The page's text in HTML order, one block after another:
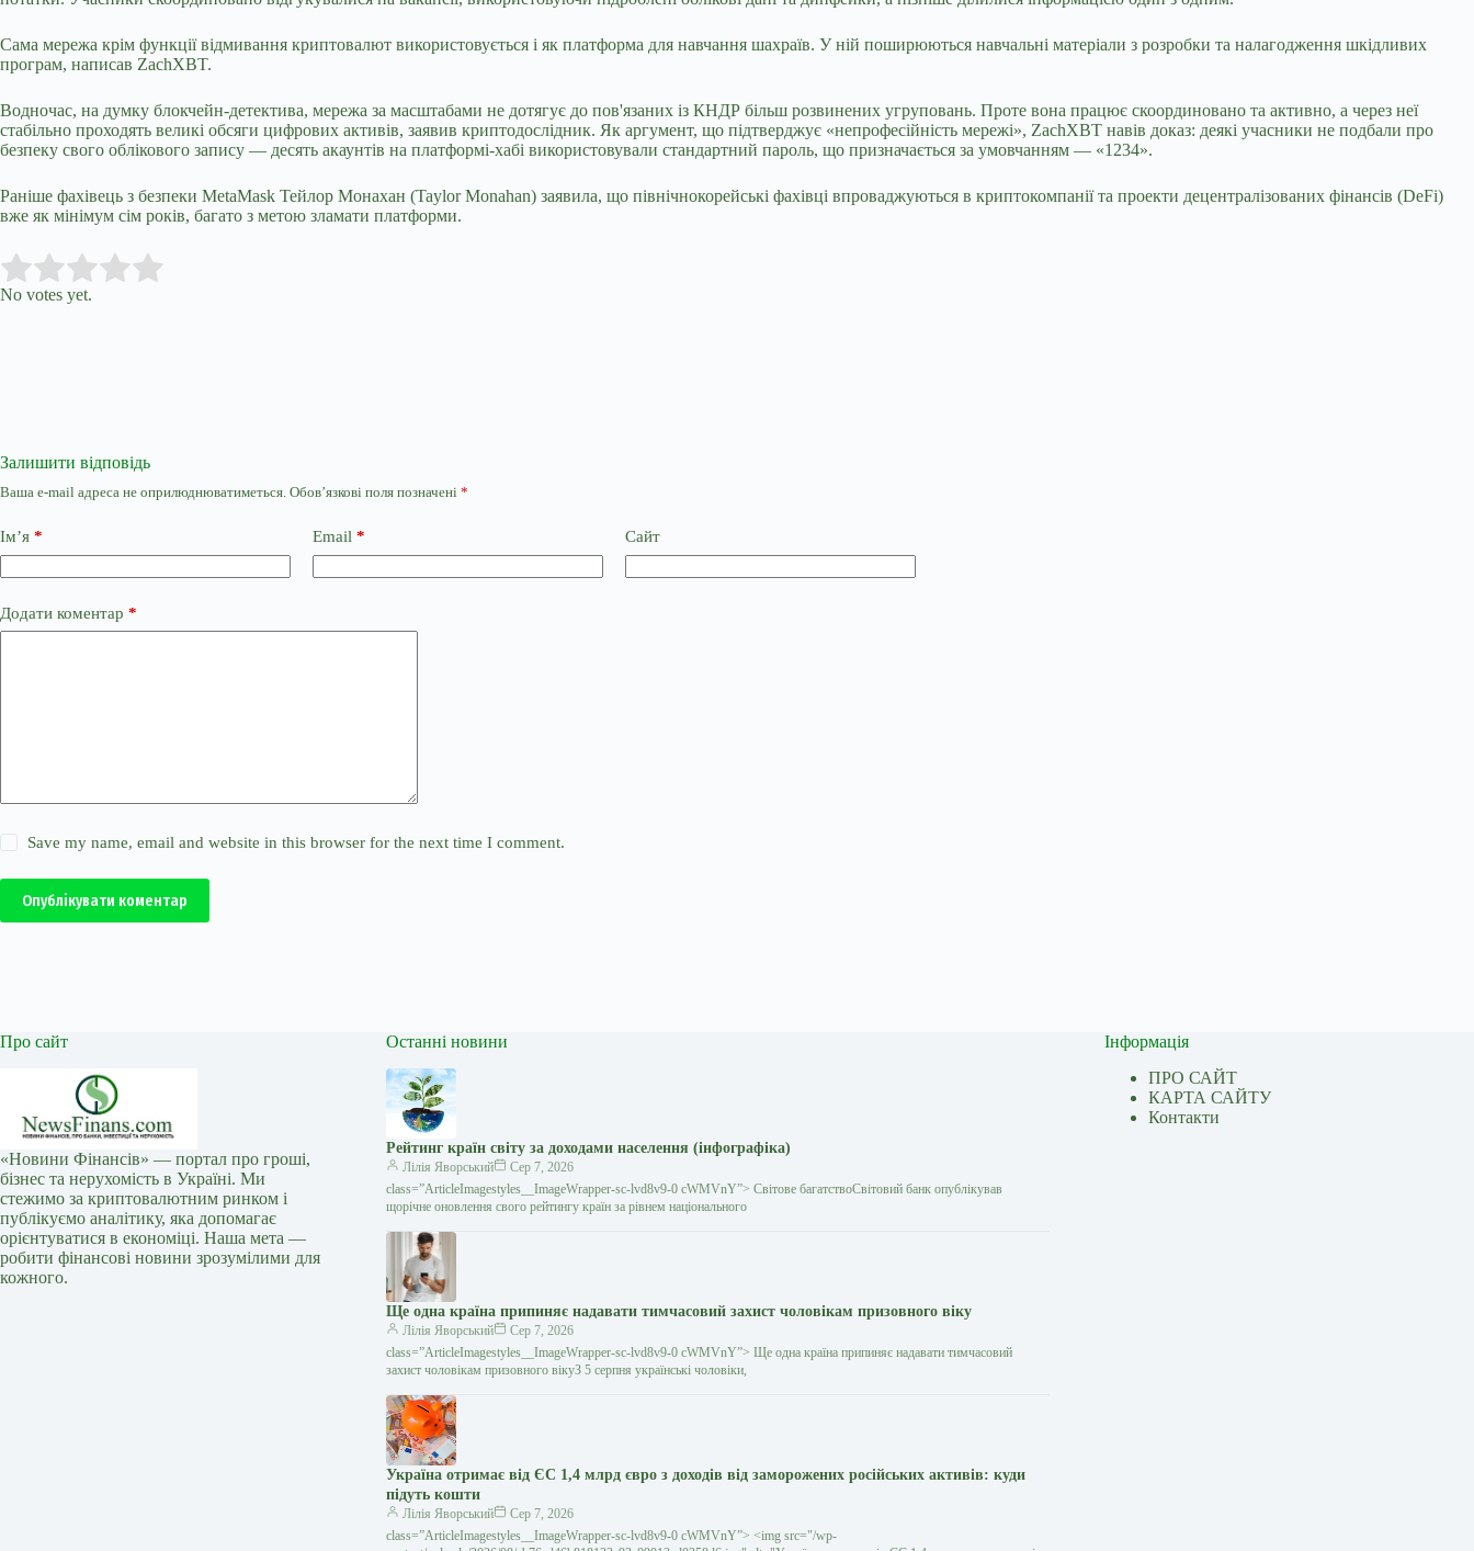
Сама мережа крім функції відмивання криптовалют використовується і як платформа для навчання шахраїв. У ній поширюються навчальні матеріали з розробки та налагодження шкідливих
програм, написав ZachXBT.
Водночас, на думку блокчейн-детектива, мережа за масштабами не дотягує до пов'язаних із КНДР більш розвинених угруповань. Проте вона працює скоординовано та активно, а через неї
стабільно проходять великі обсяги цифрових активів, заявив криптодослідник. Як аргумент, що підтверджує «непрофесійність мережі», ZachXBT навів доказ: деякі учасники не подбали про
безпеку свого облікового запису — десять акаунтів на платформі-хабі використовували стандартний пароль, що призначається за умовчанням — «1234».
Раніше фахівець з безпеки MetaMask Тейлор Монахан (Taylor Monahan) заявила, що північнокорейські фахівці впроваджуються в криптокомпанії та проекти децентралізованих фінансів (DeFi)
вже як мінімум сім років, багато з метою зламати платформи.
Rate this item:
No votes yet.
Залишити відповідь
Ваша e-mail адреса не оприлюднюватиметься. Обов’язкові поля позначені *
Ім’я * Email * Сайт
Додати коментар *
Save my name, email and website in this browser for the next time I comment.
Опублікувати коментар
Про сайт
«Новини Фінансів» — портал про гроші,
бізнес та нерухомість в Україні. Ми
стежимо за криптовалютним ринком і
публікуємо аналітику, яка допомагає
орієнтуватися в економіці. Наша мета —
робити фінансові новини зрозумілими для
кожного.
Останні новини
Рейтинг країн світу за доходами населення (інфографіка)
Лілія Яворський
Сер 7, 2026
class=”ArticleImagestyles__ImageWrapper-sc-lvd8v9-0 cWMVnY”> Світове багатствоСвітовий банк опублікував
щорічне оновлення свого рейтингу країн за рівнем національного
Ще одна країна припиняє надавати тимчасовий захист чоловікам призовного віку
Лілія Яворський
Сер 7, 2026
class=”ArticleImagestyles__ImageWrapper-sc-lvd8v9-0 cWMVnY”> Ще одна країна припиняє надавати тимчасовий
захист чоловікам призовного вікуЗ 5 серпня українські чоловіки,
Україна отримає від ЄС 1,4 млрд євро з доходів від заморожених російських активів: куди
підуть кошти
Лілія Яворський
Сер 7, 2026
class=”ArticleImagestyles__ImageWrapper-sc-lvd8v9-0 cWMVnY”> <img src="/wp-
Інформація
ПРО САЙТ
КАРТА САЙТУ
Контакти